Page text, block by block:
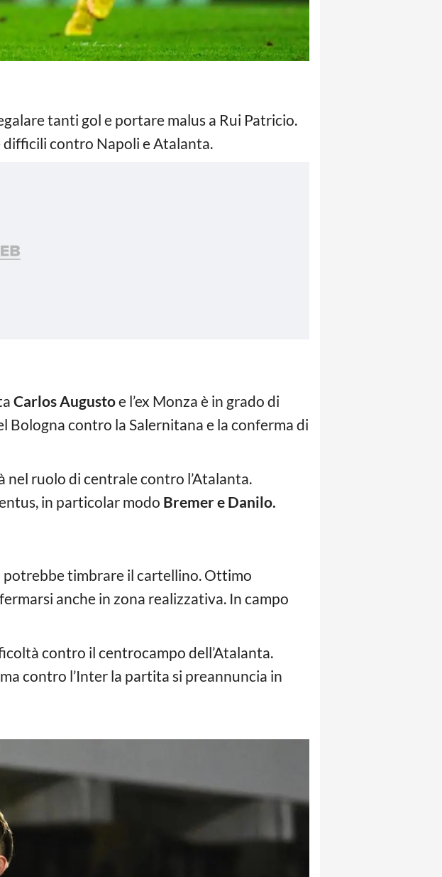
tanti gol e portare malus a Rui Patricio.
contro Napoli e Atalanta.
Carlos Augustoe l’ex Monza è in grado di
Bologna contro la Salernitana e la conferma di
ruolo di centrale contro l’Atalanta.
in particolar modo Bremer e Danilo.
potrebbe timbrare il cartellino. Ottimo
anche in zona realizzativa. In campo
contro il centrocampo dell’Atalanta.
contro l’Inter la partita si preannuncia in